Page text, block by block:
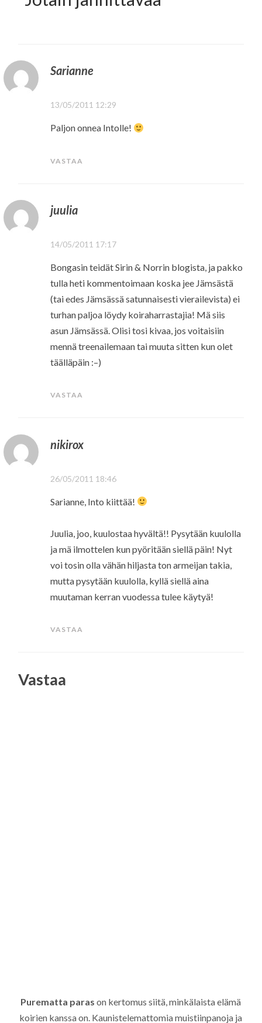
Sarianne
13/05/2011 12:29
Paljon onnea Intolle!
VASTAA
juulia
14/05/2011 17:17
Bongasin teidät Sirin & Norrin blogista, ja pakko
tulla heti kommentoimaan koska jee Jämsästä
(tai edes Jämsässä satunnaisesti vierailevista) ei
turhan paljoa löydy koiraharrastajia! Mä siis
asun Jämsässä. Olisi tosi kivaa, jos voitaisiin
mennä treenailemaan tai muuta sitten kun olet
täälläpäin :–)
VASTAA
nikirox
26/05/2011 18:46
Sarianne, Into kiittää!
Juulia, joo, kuulostaa hyvältä!! Pysytään kuulolla
ja mä ilmottelen kun pyöritään siellä päin! Nyt
voi tosin olla vähän hiljasta ton armeijan takia,
mutta pysytään kuulolla, kyllä siellä aina
muutaman kerran vuodessa tulee käytyä!
VASTAA
Vastaa
Purematta paras on kertomus siitä, minkälaista elämä
koirien kanssa on. Kaunistelemattomia muistiinpanoja ja